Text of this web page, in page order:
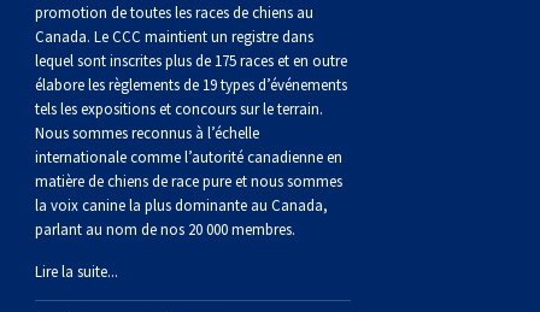
Spinone italiano
Vizsla à poil lisse
Vizsla à poil dur
Braque de Weimar
Schnauzer (géant)
Schnauzer (standard)
Husky sibérien
Saint Bernard
Dogue du Tibet
promotion de toutes les races de chiens au
Canada. Le CCC maintient un registre dans
lequel sont inscrites plus de 175 races et en outre
élabore les règlements de 19 types d’événements
tels les expositions et concours sur le terrain.
Nous sommes reconnus à l’échelle
internationale comme l’autorité canadienne en
matière de chiens de race pure et nous sommes
la voix canine la plus dominante au Canada,
parlant au nom de nos 20 000 membres.
Lire la suite...